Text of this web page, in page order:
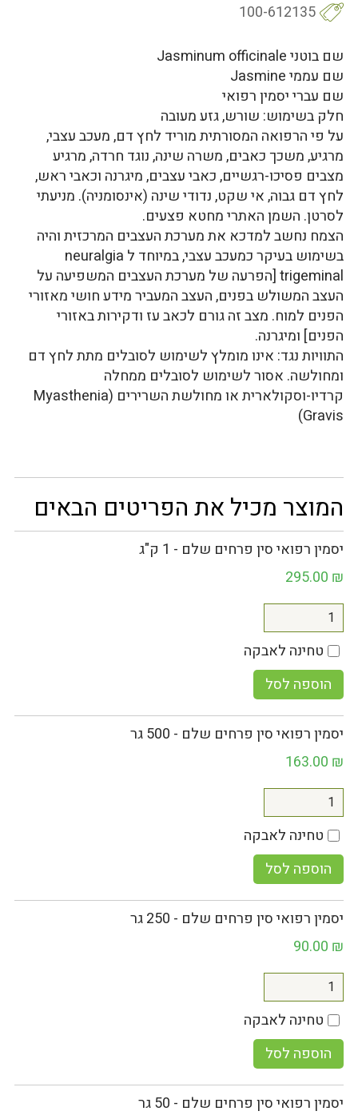
100-612135
שם בוטני Jasminum officinale
שם עממי Jasmine
שם עברי יסמין רפואי
חלק בשימוש: שורש, גזע מעובה
על פי הרפואה המסורתית מוריד לחץ דם, מעכב עצבי,
מרגיע, משכך כאבים, משרה שינה, נוגד חרדה, מרגיע
מצבים פסיכו-רגשיים, כאבי עצבים, מיגרנה וכאבי ראש,
לחץ דם גבוה, אי שקט, נדודי שינה (אינסומניה). מניעתי
לסרטן. השמן האתרי מחטא פצעים.
הצמח נחשב למדכא את מערכת העצבים המרכזית והיה
בשימוש בעיקר כמעכב עצבי, במיוחד ל neuralgia
trigeminal [הפרעה של מערכת העצבים המשפיעה על
העצב המשולש בפנים, העצב המעביר מידע חושי מאזורי
הפנים למוח. מצב זה גורם לכאב עז ודקירות באזורי
הפנים] ומיגרנה.
התוויות נגד: אינו מומלץ לשימוש לסובלים מתת לחץ דם
ומחולשה. אסור לשימוש לסובלים ממחלה
קרדיו-וסקולארית או מחולשת השרירים (Myasthenia
Gravis)
המוצר מכיל את הפריטים הבאים
יסמין רפואי סין פרחים שלם - 1 ק"ג
295.00 ₪
טחינה לאבקה
הוספה לסל
יסמין רפואי סין פרחים שלם - 500 גר
163.00 ₪
טחינה לאבקה
הוספה לסל
יסמין רפואי סין פרחים שלם - 250 גר
90.00 ₪
טחינה לאבקה
הוספה לסל
יסמין רפואי סין פרחים שלם - 50 גר